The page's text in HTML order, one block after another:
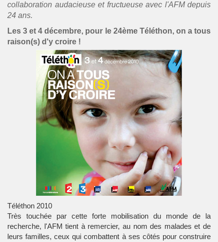
collaboration audacieuse et fructueuse avec l'AFM depuis
24 ans.
Les 3 et 4 décembre, pour le 24ème Téléthon, on a tous
raison(s) d'y croire !
Téléthon 2010
Très touchée par cette forte mobilisation du monde de la
recherche, l'AFM tient à remercier, au nom des malades et de
leurs familles, ceux qui combattent à ses côtés pour construire